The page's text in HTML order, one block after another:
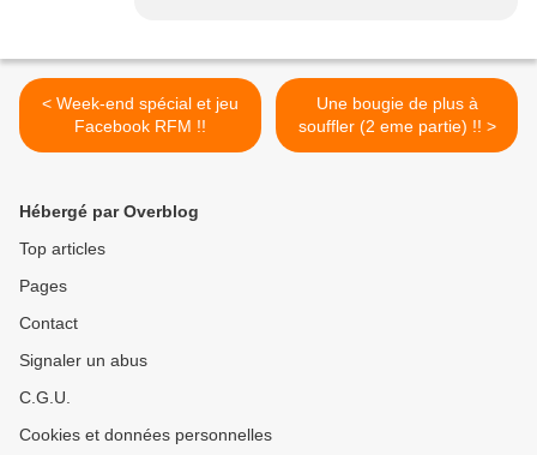
< Week-end spécial et jeu
Facebook RFM !!
Une bougie de plus à
souffler (2 eme partie) !! >
Hébergé par Overblog
Top articles
Pages
Contact
Signaler un abus
C.G.U.
Cookies et données personnelles